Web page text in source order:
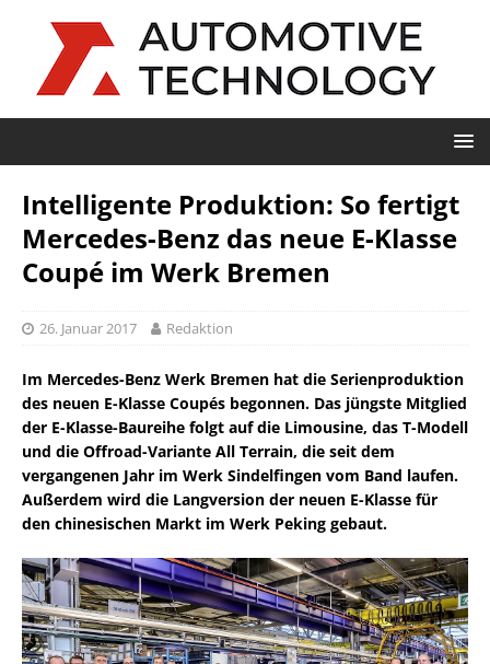
Intelligente Produktion: So fertigt
Mercedes-Benz das neue E-Klasse
Coupé im Werk Bremen
26. Januar 2017 Redaktion
Im Mercedes-Benz Werk Bremen hat die Serienproduktion
des neuen E-Klasse Coupés begonnen. Das jüngste Mitglied
der E-Klasse-Baureihe folgt auf die Limousine, das T-Modell
und die Offroad-Variante All Terrain, die seit dem
vergangenen Jahr im Werk Sindelfingen vom Band laufen.
Außerdem wird die Langversion der neuen E-Klasse für
den chinesischen Markt im Werk Peking gebaut.